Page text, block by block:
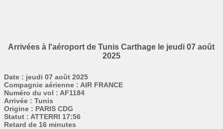
Arrivées à l'aéroport de Tunis Carthage le jeudi 07 août
2025
Date : jeudi 07 août 2025
Compagnie aérienne : AIR FRANCE
Numéro du vol : AF1184
Arrivée : Tunis
Origine : PARIS CDG
Statut : ATTERRI 17:56
Retard de 16 minutes